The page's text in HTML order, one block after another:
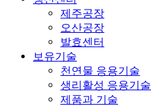
제주공장
오산공장
발효센터
보유기술
천연물 응용기술
생리활성 응용기술
제품과 기술